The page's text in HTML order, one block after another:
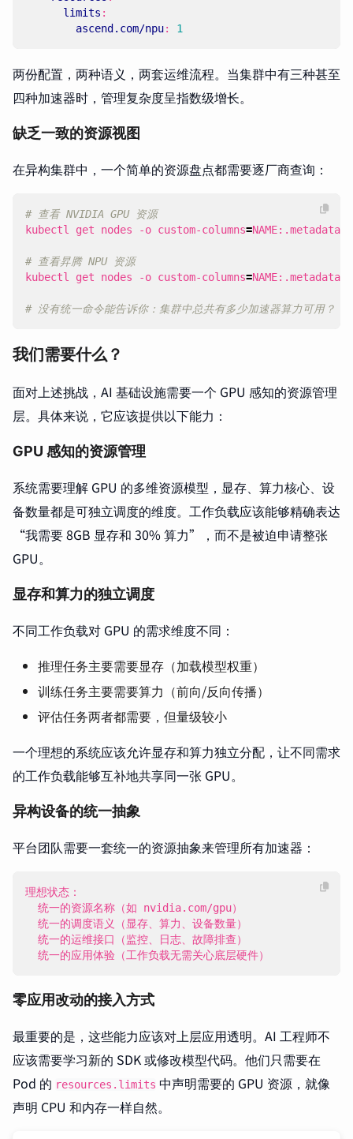
limits :
ascend.com/npu: 1
两份配置，两种语义，两套运维流程。当集群中有三种甚至
四种加速器时，管理复杂度呈指数级增长。
缺乏一致的资源视图
在异构集群中，一个简单的资源盘点都需要逐厂商查询：
# 查看 NVIDIA GPU 资源
kubectl get nodes -o custom-columns=
# 查看昇腾 NPU 资源
kubectl get nodes -o custom-columns=
# 没有统一命令能告诉你：集群中总共有多少加速器算力可用？
我们需要什么？
面对上述挑战，AI 基础设施需要一个 GPU 感知的资源管理
层。具体来说，它应该提供以下能力：
GPU 感知的资源管理
系统需要理解 GPU 的多维资源模型，显存、算力核心、设
备数量都是可独立调度的维度。工作负载应该能够精确表达
“我需要 8GB 显存和 30% 算力”，而不是被迫申请整张
GPU。
显存和算力的独立调度
不同工作负载对 GPU 的需求维度不同：
推理任务主要需要显存（加载模型权重）
训练任务主要需要算力（前向/反向传播）
评估任务两者都需要，但量级较小
一个理想的系统应该允许显存和算力独立分配，让不同需求
的工作负载能够互补地共享同一张 GPU。
异构设备的统一抽象
平台团队需要一套统一的资源抽象来管理所有加速器：
  统一的应用体验（工作负载无需关心底层硬件）
零应用改动的接入方式
最重要的是，这些能力应该对上层应用透明。AI 工程师不
应该需要学习新的 SDK 或修改模型代码。他们只需要在
Pod 的 resources.limits 中声明需要的 GPU 资源，就像
声明 CPU 和内存一样自然。